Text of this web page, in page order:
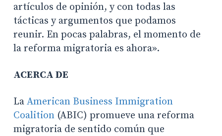
artículos de opinión, y con todas las
tácticas y argumentos que podamos
reunir. En pocas palabras, el momento de
la reforma migratoria es ahora».
ACERCA DE
LaAmerican Business Immigration
Coalition(ABIC) promueve una reforma
migratoria de sentido común que